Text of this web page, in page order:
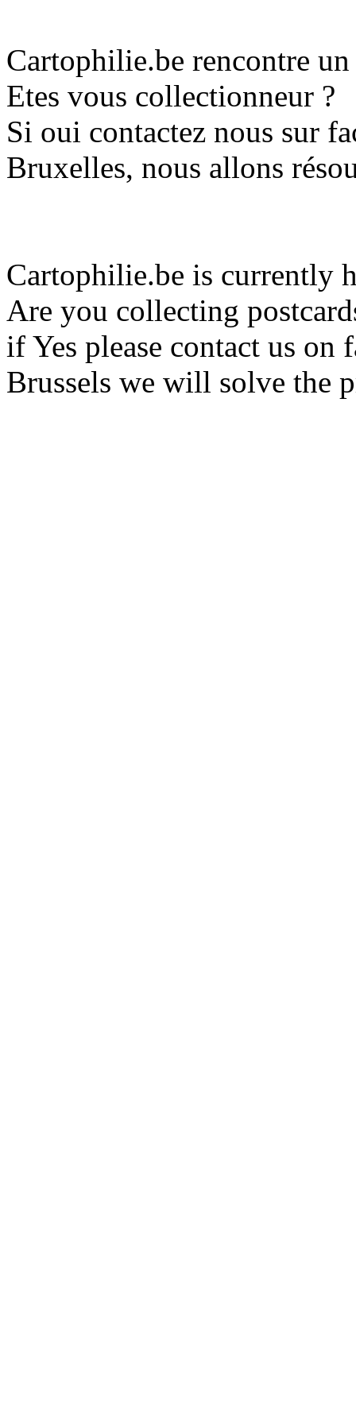
Cartophilie.be rencontre
Etes vous collectionneur ?
Si oui contactez nous sur
Bruxelles, nous allons
Cartophilie.be is currently
Are you collecting
if Yes please contact us
Brussels we will solve the